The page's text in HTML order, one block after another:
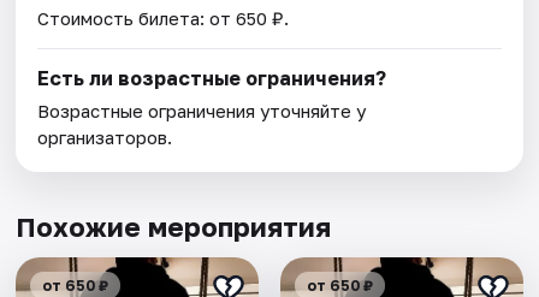
Стоимость билета: от 650 ₽.
Есть ли возрастные ограничения?
Возрастные ограничения уточняйте у
организаторов.
Похожие мероприятия
от 650 ₽ от 650 ₽